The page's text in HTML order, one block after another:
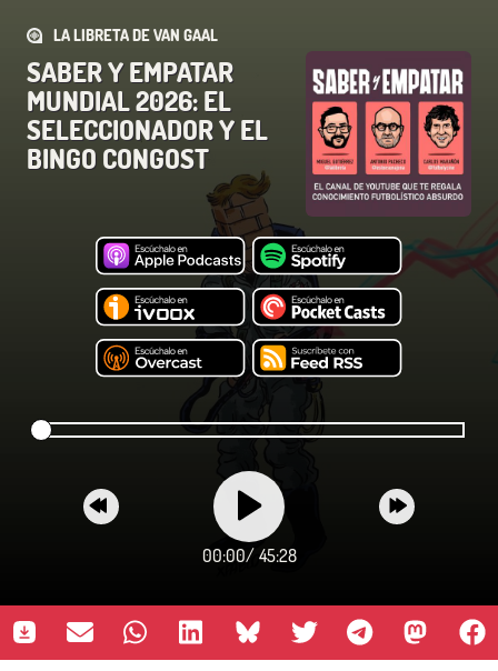
LA LIBRETA DE VAN GAAL
SABER Y EMPATAR
MUNDIAL 2026: EL
SELECCIONADOR Y EL
BINGO CONGOST
00:00/ 45:28